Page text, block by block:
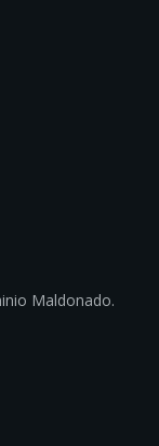
Maldonado.